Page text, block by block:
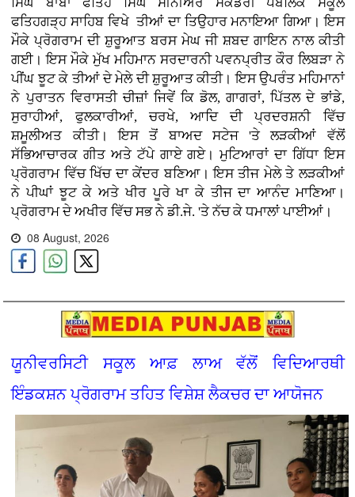
ਫਤਿਹਗੜ੍ਹ ਸਾਹਿਬ ਵਿਖੇ ਤੀਆਂ ਦਾ ਤਿਉਹਾਰ ਮਨਾਇਆ ਗਿਆ। ਇਸ
ਮੌਕੇ ਪ੍ਰੋਗਰਾਮ ਦੀ ਸ਼ੁਰੂਆਤ ਬਰਸ ਮੇਘ ਜੀ ਸ਼ਬਦ ਗਾਇਨ ਨਾਲ ਕੀਤੀ
ਗਈ। ਇਸ ਮੌਕੇ ਮੁੱਖ ਮਹਿਮਾਨ ਸਰਦਾਰਨੀ ਪਵਨਪ੍ਰੀਤ ਕੌਰ ਲਿਬੜਾ ਨੇ
ਪੀਂਘ ਝੂਟ ਕੇ ਤੀਆਂ ਦੇ ਮੇਲੇ ਦੀ ਸ਼ੁਰੂਆਤ ਕੀਤੀ। ਇਸ ਉਪਰੰਤ ਮਹਿਮਾਨਾਂ
ਨੇ ਪੁਰਾਤਨ ਵਿਰਾਸਤੀ ਚੀਜ਼ਾਂ ਜਿਵੇਂ ਕਿ ਡੋਲ, ਗਾਗਰਾਂ, ਪਿੱਤਲ ਦੇ ਭਾਂਡੇ,
ਸੁਰਾਹੀਆਂ, ਫੁਲਕਾਰੀਆਂ, ਚਰਖੇ, ਆਦਿ ਦੀ ਪ੍ਰਦਰਸ਼ਨੀ ਵਿੱਚ
ਸ਼ਮੂਲੀਅਤ ਕੀਤੀ। ਇਸ ਤੋਂ ਬਾਅਦ ਸਟੇਜ 'ਤੇ ਲੜਕੀਆਂ ਵੱਲੋਂ
ਸੱਭਿਆਚਾਰਕ ਗੀਤ ਅਤੇ ਟੱਪੇ ਗਾਏ ਗਏ। ਮੁਟਿਆਰਾਂ ਦਾ ਗਿੱਧਾ ਇਸ
ਪ੍ਰੋਗਰਾਮ ਵਿੱਚ ਖਿੱਚ ਦਾ ਕੇਂਦਰ ਬਣਿਆ। ਇਸ ਤੀਜ ਮੇਲੇ ਤੇ ਲੜਕੀਆਂ
ਨੇ ਪੀਘਾਂ ਝੂਟ ਕੇ ਅਤੇ ਖੀਰ ਪੂਰੇ ਖਾ ਕੇ ਤੀਜ ਦਾ ਆਨੰਦ ਮਾਣਿਆ।
ਪ੍ਰੋਗਰਾਮ ਦੇ ਅਖੀਰ ਵਿੱਚ ਸਭ ਨੇ ਡੀ.ਜੇ. 'ਤੇ ਨੱਚ ਕੇ ਧਮਾਲਾਂ ਪਾਈਆਂ।
08 August, 2026
ਯੂਨੀਵਰਸਿਟੀ ਸਕੂਲ ਆਫ਼ ਲਾਅ ਵੱਲੋਂ ਵਿਦਿਆਰਥੀ
ਇੰਡਕਸ਼ਨ ਪ੍ਰੋਗਰਾਮ ਤਹਿਤ ਵਿਸ਼ੇਸ਼ ਲੈਕਚਰ ਦਾ ਆਯੋਜਨ